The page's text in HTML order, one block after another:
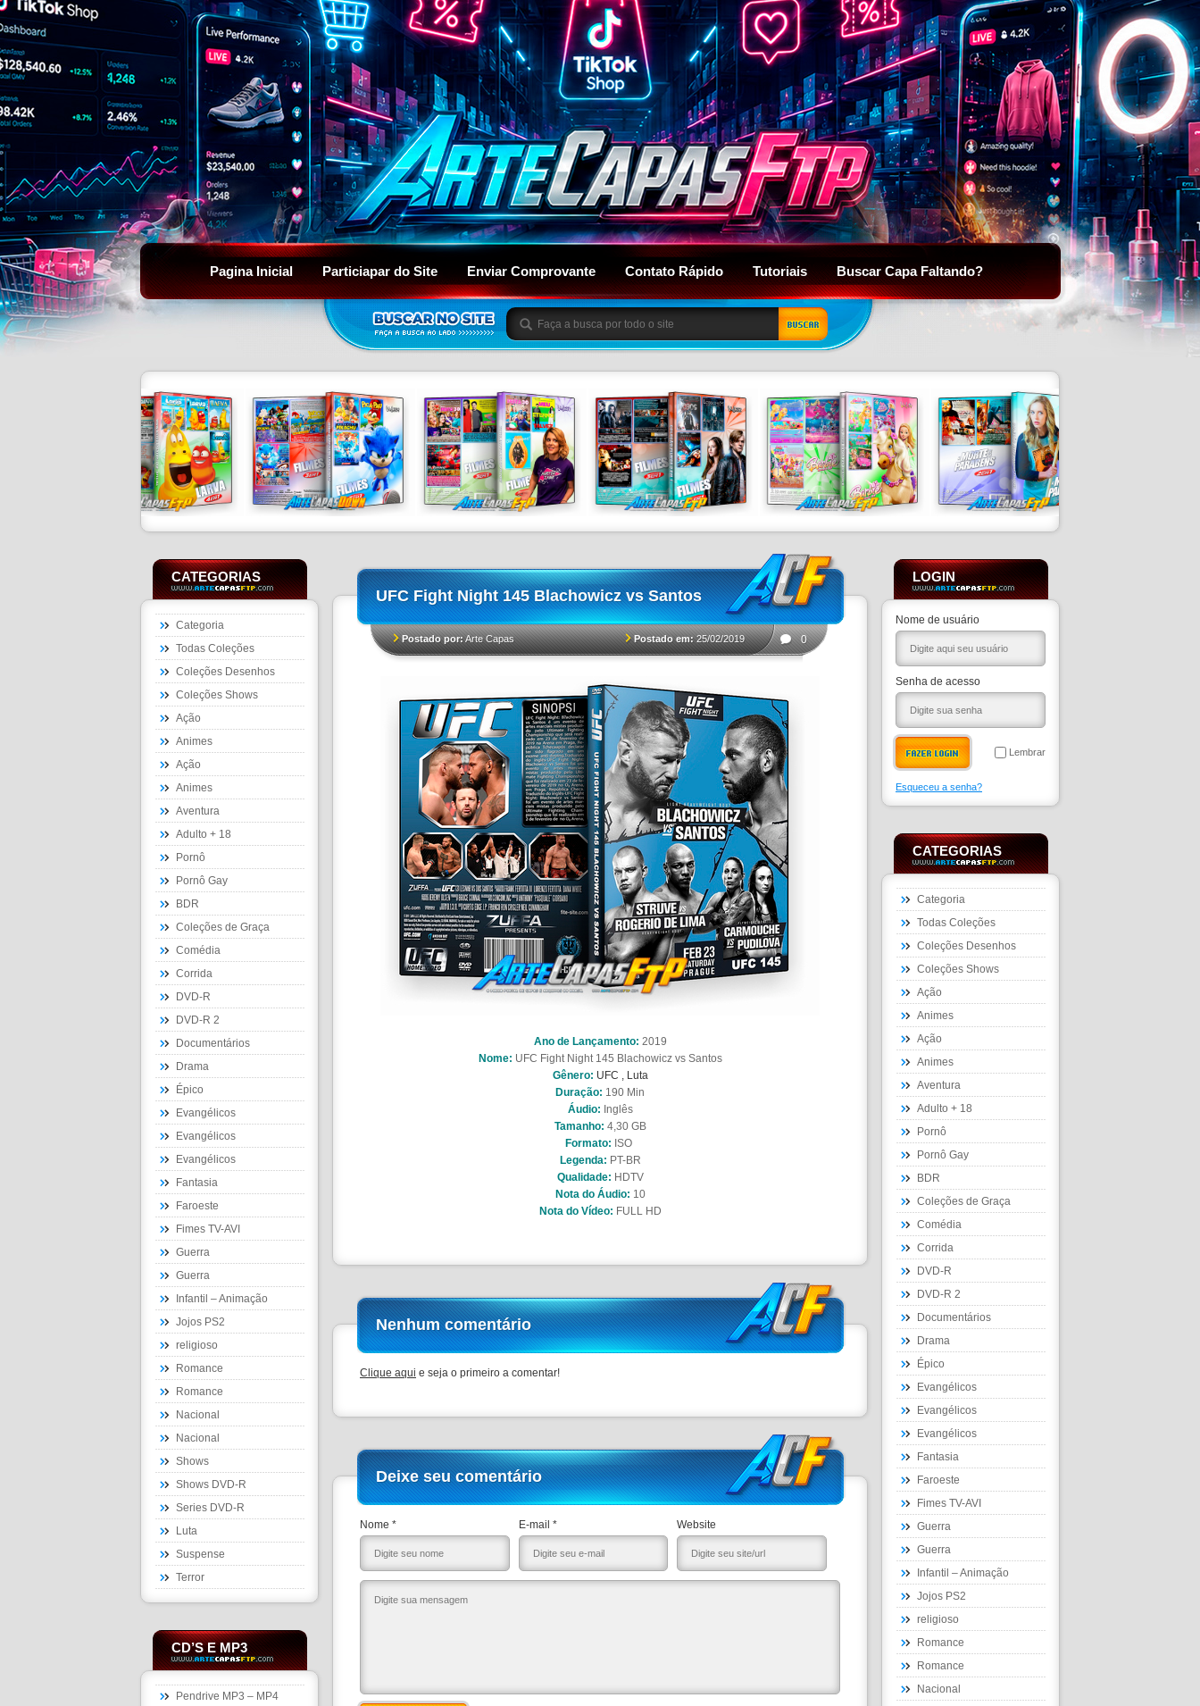
Pagina Inicial Particiapar do Site Enviar Comprovante Contato Rápido Tutoriais Buscar Capa Faltando?
BUSCAR
CATEGORIAS
Categoria
Todas Coleções
Coleções Desenhos
Coleções Shows
Ação
Animes
Ação
Animes
Aventura
Adulto + 18
Pornô
Pornô Gay
BDR
Coleções de Graça
Comédia
Corrida
DVD-R
DVD-R 2
Documentários
Drama
Épico
Evangélicos
Evangélicos
Evangélicos
Fantasia
Faroeste
Fimes TV-AVI
Guerra
Guerra
Infantil – Animação
Jojos PS2
religioso
Romance
Romance
Nacional
Nacional
Shows
Shows DVD-R
Series DVD-R
Luta
Suspense
Terror
CD’S E MP3
Pendrive MP3 – MP4
UFC Fight Night 145 Blachowicz vs Santos
Postado por:Arte Capas 0
Postado em:25/02/2019
Ano de Lançamento: 2019
Nome: UFC Fight Night 145 Blachowicz vs Santos
Gênero: UFC , Luta
Duração: 190 Min
Áudio: Inglês
Tamanho: 4,30 GB
Formato: ISO
Legenda: PT-BR
Qualidade: HDTV
Nota do Áudio: 10
Nota do Vídeo: FULL HD
Nenhum comentário
Clique aqui e seja o primeiro a comentar!
Deixe seu comentário
Nome * E-mail * Website
LOGIN
Nome de usuário
Senha de acesso
Lembrar
Esqueceu a senha?
CATEGORIAS
Categoria
Todas Coleções
Coleções Desenhos
Coleções Shows
Ação
Animes
Ação
Animes
Aventura
Adulto + 18
Pornô
Pornô Gay
BDR
Coleções de Graça
Comédia
Corrida
DVD-R
DVD-R 2
Documentários
Drama
Épico
Evangélicos
Evangélicos
Evangélicos
Fantasia
Faroeste
Fimes TV-AVI
Guerra
Guerra
Infantil – Animação
Jojos PS2
religioso
Romance
Romance
Nacional